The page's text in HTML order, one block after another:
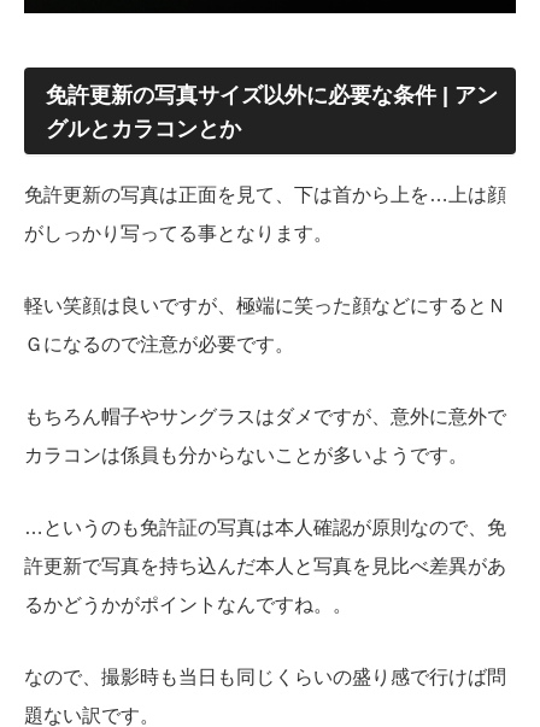
免許更新の写真サイズ以外に必要な条件 | アン
グルとカラコンとか
免許更新の写真は正面を見て、下は首から上を…上は顔
がしっかり写ってる事となります。
軽い笑顔は良いですが、極端に笑った顔などにするとＮ
Ｇになるので注意が必要です。
もちろん帽子やサングラスはダメですが、意外に意外で
カラコンは係員も分からないことが多いようです。
…というのも免許証の写真は本人確認が原則なので、免
許更新で写真を持ち込んだ本人と写真を見比べ差異があ
るかどうかがポイントなんですね。。
なので、撮影時も当日も同じくらいの盛り感で行けば問
題ない訳です。